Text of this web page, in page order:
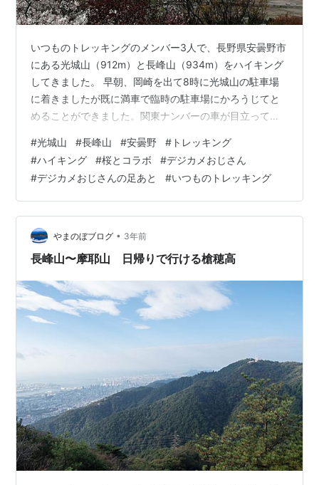
いつものトレッキングのメンバー3人で、長野県安曇野市
にある光城山（912m）と長峰山（934m）をハイキング
してきました。 早朝、岡崎を出て8時に光城山の駐車場
に着きましたが既に満車で臨時の駐車場にかろうじてと
めることができました。関東ナンバーの車が目立ってい
メイヨシノが並び、木々の間から桜と北アルプスのコラ
ボをみることができました。山頂付近の桜はちょうど今
が満開でピンクのドームの下では多くの人で賑わってい
ました。そこから少し歩けば隣の長峰山です。山頂には
展望台や巨大なモニュメントがあります。視界を遮るも
のが無く、安曇野の田園風景と北アルプ…
#光城山 #長峰山 #安曇野 # トレッキング
#ハイキング #桜とコラボ #デジカメおじさん
#デジカメおじさんの足あと #いつものトレッキング
やまのぼブログ • 3年前
長峰山〜摩耶山 日帰りで行ける槍穂高